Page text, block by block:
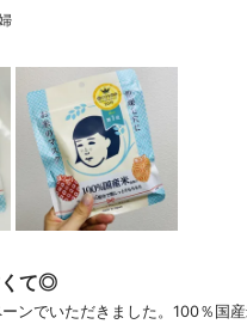
くて◎
ンでいただきました。100％国